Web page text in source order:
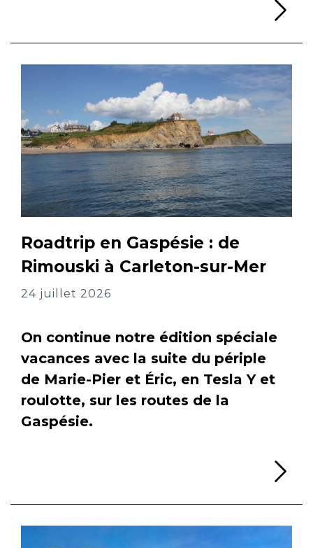
Roadtrip en Gaspésie : de
Rimouski à Carleton-sur-Mer
24 juillet 2026
On continue notre édition spéciale
vacances avec la suite du périple
de Marie-Pier et Éric, en Tesla Y et
roulotte, sur les routes de la
Gaspésie.